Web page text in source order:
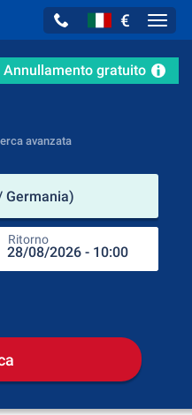
€
Annullamento gratuito
avanzata
Germania)
Ritorno